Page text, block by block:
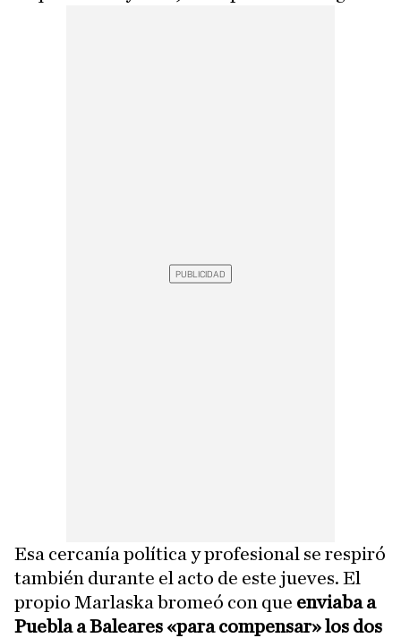
Esa cercanía política y profesional se respiró
también durante el acto de este jueves. El
propio Marlaska bromeó con que enviaba a
Puebla a Baleares «para compensar» los dos